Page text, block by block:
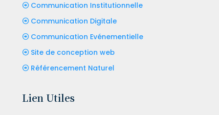
Communication Institutionnelle
Communication Digitale
Communication Evénementielle
Site de conception web
Référencement Naturel
Lien Utiles